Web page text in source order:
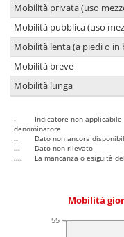
Mobilità privata (uso
Mobilità pubblica (uso
Mobilità lenta (a piedi o in
Mobilità breve
Mobilità lunga
-
Indicatore non
denominatore
..
Dato non ancora
...
Dato non rilevato
....
La mancanza o esiguità
Mobilità
55